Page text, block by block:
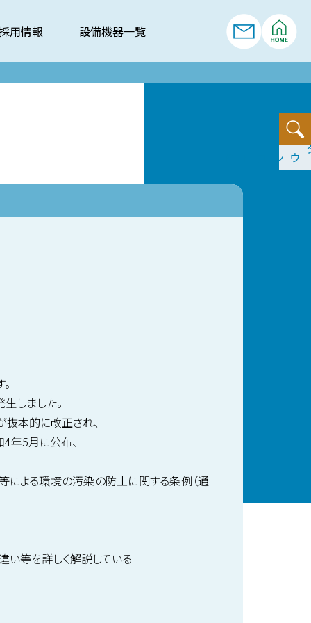
用情報 設備機器一覧
しました。
抜本的に改正され、
年5月に公布、
による環境の汚染の防止に関する条例（通
等を詳しく解説している